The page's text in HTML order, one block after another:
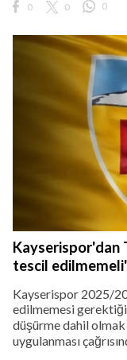
0 0 0
Kayserispor'dan
tescil edilmemeli'
Kayserispor 2025/
edilmemesi
düşürme dahil olmak
uygulanması